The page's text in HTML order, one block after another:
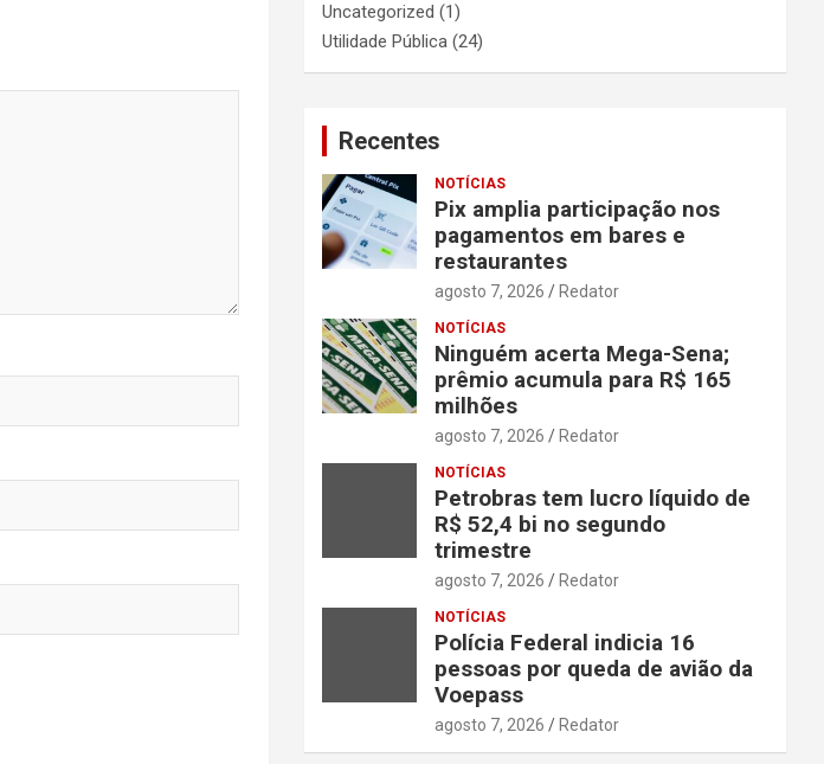
Uncategorized (1)
Utilidade Pública (24)
Recentes
NOTÍCIAS
Pix amplia participação nos
pagamentos em bares e
restaurantes
agosto 7, 2026 Redator
NOTÍCIAS
Ninguém acerta Mega-Sena;
prêmio acumula para R$ 165
milhões
agosto 7, 2026 Redator
NOTÍCIAS
Petrobras tem lucro líquido de
R$ 52,4 bi no segundo
trimestre
agosto 7, 2026 Redator
NOTÍCIAS
Polícia Federal indicia 16
pessoas por queda de avião da
Voepass
agosto 7, 2026 Redator